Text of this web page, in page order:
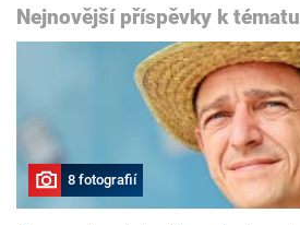
Nejnovější příspěvky k tématu
8 fotografií